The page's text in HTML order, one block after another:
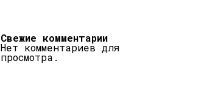
Свежие комментарии
Нет комментариев для
просмотра.